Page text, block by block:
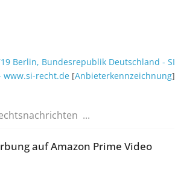
Berlin, Bundesrepublik Deutschland - SI
www.si-recht.de [Anbieter­kenn­zeichnung]
...
auf Amazon Prime Video